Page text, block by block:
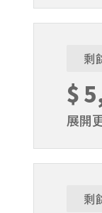
贈送
剩
$
展開
贈送
剩